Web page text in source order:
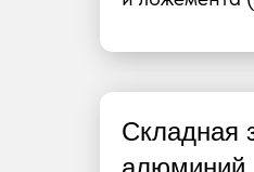
Складная